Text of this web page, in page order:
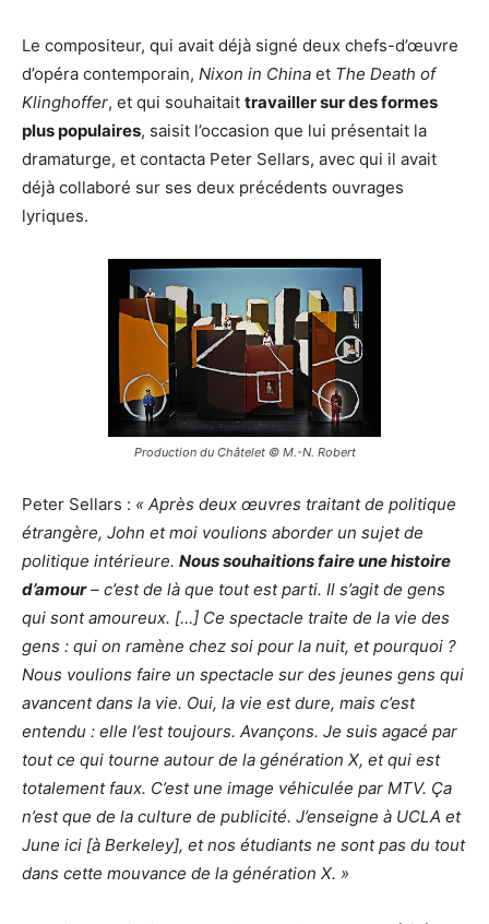
Le compositeur, qui avait déjà signé deux chefs-d’œuvre
d’opéra contemporain, Nixon in China et The Death of
Klinghoffer, et qui souhaitait travailler sur des formes
plus populaires, saisit l’occasion que lui présentait la
dramaturge, et contacta Peter Sellars, avec qui il avait
déjà collaboré sur ses deux précédents ouvrages
lyriques.
Production du Châtelet © M.-N. Robert
Peter Sellars : « Après deux œuvres traitant de politique
étrangère, John et moi voulions aborder un sujet de
politique intérieure. Nous souhaitions faire une histoire
d’amour– c’est de là que tout est parti. Il s’agit de gens
qui sont amoureux. […] Ce spectacle traite de la vie des
gens : qui on ramène chez soi pour la nuit, et pourquoi ?
Nous voulions faire un spectacle sur des jeunes gens qui
avancent dans la vie. Oui, la vie est dure, mais c’est
entendu : elle l’est toujours. Avançons. Je suis agacé par
tout ce qui tourne autour de la génération X, et qui est
totalement faux. C’est une image véhiculée par MTV. Ça
n’est que de la culture de publicité. J’enseigne à UCLA et
June ici [à Berkeley], et nos étudiants ne sont pas du tout
dans cette mouvance de la génération X. »